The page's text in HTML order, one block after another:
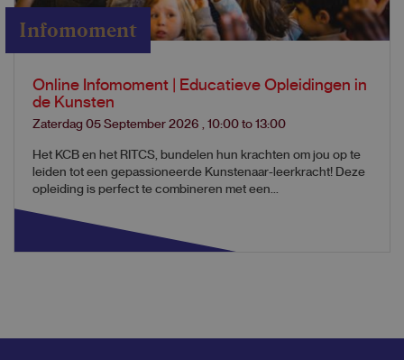
Infomoment
Online Infomoment | Educatieve Opleidingen in
de Kunsten
Zaterdag 05 September 2026 , 10:00 to 13:00
Het KCB en het RITCS, bundelen hun krachten om jou op te
leiden tot een gepassioneerde Kunstenaar-leerkracht! Deze
opleiding is perfect te combineren met een...